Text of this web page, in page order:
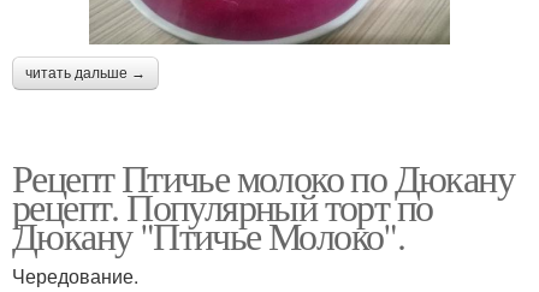
читать дальше →
Рецепт Птичье молоко по Дюкану
рецепт. Популярный торт по
Дюкану "Птичье Молоко".
Чередование.